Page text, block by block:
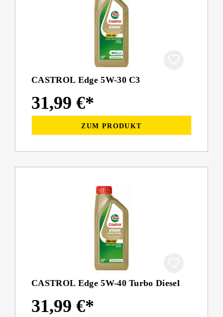
CASTROL Edge 5W-30 C3
31,99 €*
ZUM PRODUKT
CASTROL Edge 5W-40 Turbo Diesel
31,99 €*